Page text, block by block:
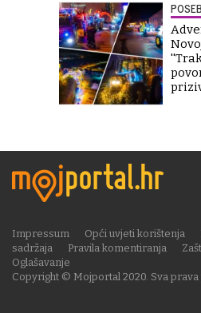
Copyright © Mojportal 2020. Sva prava
Impressum Opći uvjeti korištenja
sadržaja
Pravila komentiranja
Oglašavanje